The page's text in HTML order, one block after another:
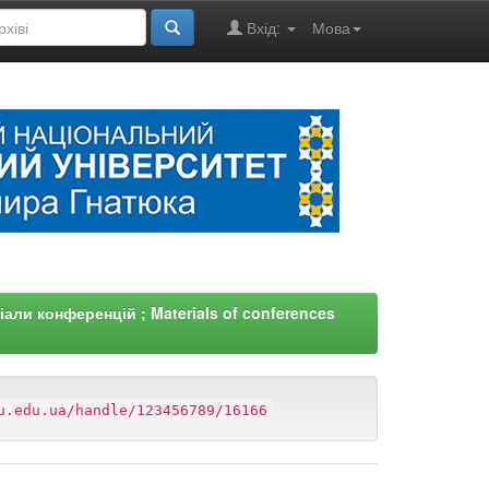
Мова
Вхід:
конференцій ; Materials of conferences
handle/123456789/16166